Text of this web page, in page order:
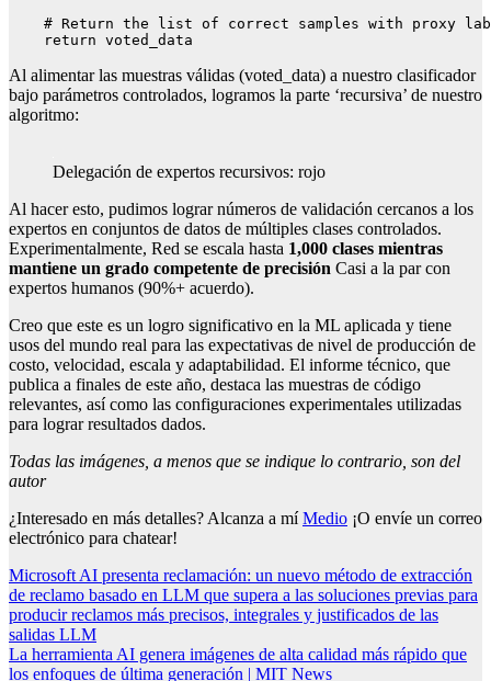
# Return the list of correct samples with proxy
    return voted_data
Al alimentar las muestras válidas (voted_data) a nuestro clasificador
bajo parámetros controlados, logramos la parte ‘recursiva’ de nuestro
algoritmo:
Delegación de expertos recursivos: rojo
Al hacer esto, pudimos lograr números de validación cercanos a los
expertos en conjuntos de datos de múltiples clases controlados.
Experimentalmente, Red se escala hasta 1,000 clases mientras
mantiene un grado competente de precisión Casi a la par con
expertos humanos (90%+ acuerdo).
Creo que este es un logro significativo en la ML aplicada y tiene
usos del mundo real para las expectativas de nivel de producción de
costo, velocidad, escala y adaptabilidad. El informe técnico, que
publica a finales de este año, destaca las muestras de código
relevantes, así como las configuraciones experimentales utilizadas
para lograr resultados dados.
Todas las imágenes, a menos que se indique lo contrario, son del
autor
¿Interesado en más detalles? Alcanza a míMedio ¡O envíe un correo
electrónico para chatear!
Post
navigation
Microsoft AI presenta reclamación: un nuevo método de extracción
de reclamo basado en LLM que supera a las soluciones previas para
producir reclamos más precisos, integrales y justificados de las
salidas LLM
La herramienta AI genera imágenes de alta calidad más rápido que
los enfoques de última generación | MIT News